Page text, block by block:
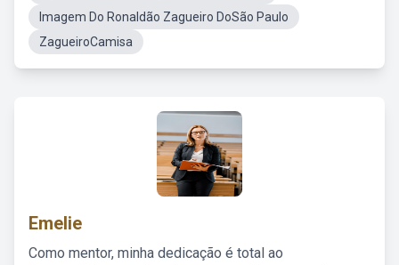
Imagem Do Ronaldão Zagueiro DoSão Paulo
ZagueiroCamisa
Emelie
Como mentor, minha dedicação é total ao